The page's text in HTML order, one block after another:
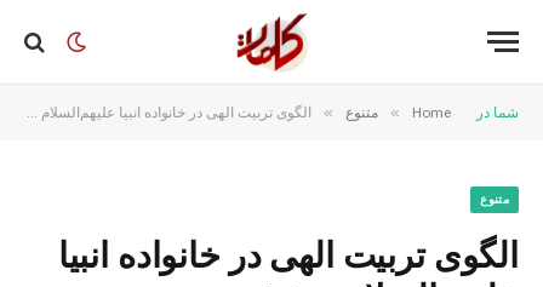
شما در Home
» متنوع » الگوی تربیت الهی در خانواده انبیا علیهم‌السلام «بخش دهم»
متنوع
الگوی تربیت الهی در خانواده انبیا